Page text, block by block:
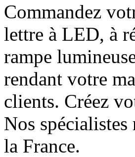
Commandez
lettre à LED, à
rampe
rendant votre
clients. Créez
Nos
la France.